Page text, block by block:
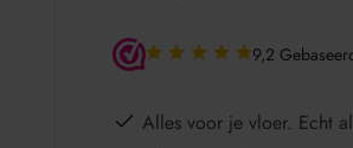
9,2
Alles voor je vloer. Echt